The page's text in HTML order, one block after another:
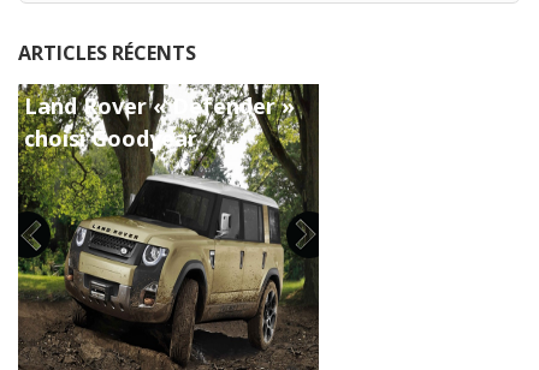
ARTICLES RÉCENTS
Land Rover « Defender »
choisi Goodyear